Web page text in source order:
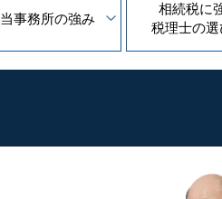
当事務所の強み
相続税に
税理士の